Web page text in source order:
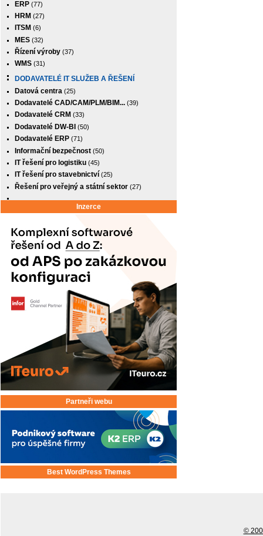
ERP (77)
HRM (27)
ITSM (6)
MES (32)
Řízení výroby (37)
WMS (31)
DODAVATELÉ IT SLUŽEB A ŘEŠENÍ
Datová centra (25)
Dodavatelé CAD/CAM/PLM/BIM... (39)
Dodavatelé CRM (33)
Dodavatelé DW-BI (50)
Dodavatelé ERP (71)
Informační bezpečnost (50)
IT řešení pro logistiku (45)
IT řešení pro stavebnictví (25)
Řešení pro veřejný a státní sektor (27)
Inzerce
Partneři webu
Best WordPress Themes
©